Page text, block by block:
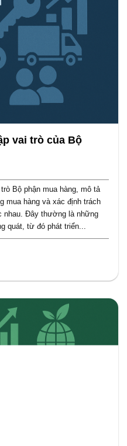
vai trò của Bộ
Bộ phận mua hàng, mô tả
mua hàng và xác định trách
nhau. Đây thường là những
quát, từ đó phát triển...